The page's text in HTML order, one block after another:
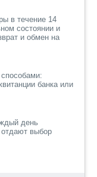
в течение 14
состоянии и
и обмен на
банка или
день
отдают выбор